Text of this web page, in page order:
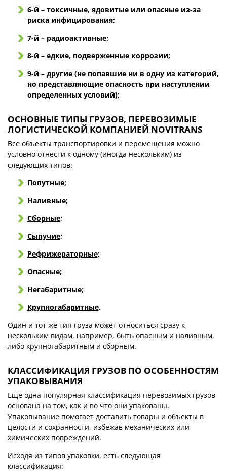
6-й – токсичные, ядовитые или опасные из-за
риска инфицирования;
7-й – радиоактивные;
8-й – едкие, подверженные коррозии;
9-й – другие (не попавшие ни в одну из категорий,
но представляющие опасность при наступлении
определенных условий);
ОСНОВНЫЕ ТИПЫ ГРУЗОВ, ПЕРЕВОЗИМЫЕ
ЛОГИСТИЧЕСКОЙ КОМПАНИЕЙ NOVITRANS
Все объекты транспортировки и перемещения можно
условно отнести к одному (иногда нескольким) из
следующих типов:
Попутные;
Наливные;
Сборные;
Сыпучие;
Рефрижераторные;
Опасные;
Негабаритные;
Крупногабаритные.
Один и тот же тип груза может относиться сразу к
нескольким видам, например, быть опасным и наливным,
либо крупногабаритным и сборным.
КЛАССИФИКАЦИЯ ГРУЗОВ ПО ОСОБЕННОСТЯМ
УПАКОВЫВАНИЯ
Еще одна популярная классификация перевозимых грузов
основана на том, как и во что они упакованы.
Упаковывание помогает доставить товары и объекты в
целости и сохранности, избежав механических или
химических повреждений.
Исходя из типов упаковки, есть следующая
классификация: